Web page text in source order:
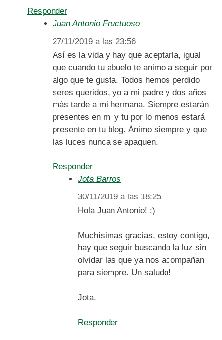
Responder
Juan Antonio Fructuoso
27/11/2019 a las 23:56
Así es la vida y hay que aceptarla, igual
que cuando tu abuelo te animo a seguir por
algo que te gusta. Todos hemos perdido
seres queridos, yo a mi padre y dos años
más tarde a mi hermana. Siempre estarán
presentes en mi y tu por lo menos estará
presente en tu blog. Ánimo siempre y que
las luces nunca se apaguen.
Responder
Jota Barros
30/11/2019 a las 18:25
Hola Juan Antonio! :)
Muchísimas gracias, estoy contigo,
hay que seguir buscando la luz sin
olvidar las que ya nos acompañan
para siempre. Un saludo!
Jota.
Responder